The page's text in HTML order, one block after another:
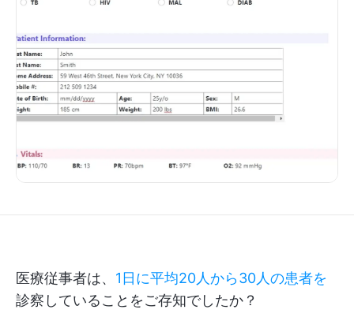
医療従事者は、 1日に平均20人から30人の患者を
診察していることをご存知でしたか？